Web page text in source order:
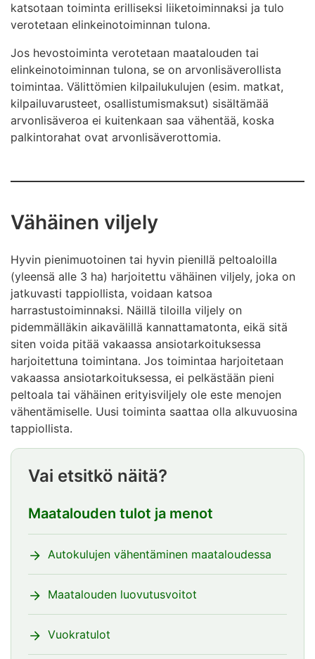
katsotaan toiminta erilliseksi liiketoiminnaksi ja tulo
verotetaan elinkeinotoiminnan tulona.
Jos hevostoiminta verotetaan maatalouden tai
elinkeinotoiminnan tulona, se on arvonlisäverollista
toimintaa. Välittömien kilpailukulujen (esim. matkat,
kilpailuvarusteet, osallistumismaksut) sisältämää
arvonlisäveroa ei kuitenkaan saa vähentää, koska
palkintorahat ovat arvonlisäverottomia.
Vähäinen viljely
Hyvin pienimuotoinen tai hyvin pienillä peltoaloilla
(yleensä alle 3 ha) harjoitettu vähäinen viljely, joka on
jatkuvasti tappiollista, voidaan katsoa
harrastustoiminnaksi. Näillä tiloilla viljely on
pidemmälläkin aikavälillä kannattamatonta, eikä sitä
siten voida pitää vakaassa ansiotarkoituksessa
harjoitettuna toimintana. Jos toimintaa harjoitetaan
vakaassa ansiotarkoituksessa, ei pelkästään pieni
peltoala tai vähäinen erityisviljely ole este menojen
vähentämiselle. Uusi toiminta saattaa olla alkuvuosina
tappiollista.
Vai etsitkö näitä?
Maatalouden tulot ja menot
Autokulujen vähentäminen maataloudessa
Maatalouden luovutusvoitot
Vuokratulot